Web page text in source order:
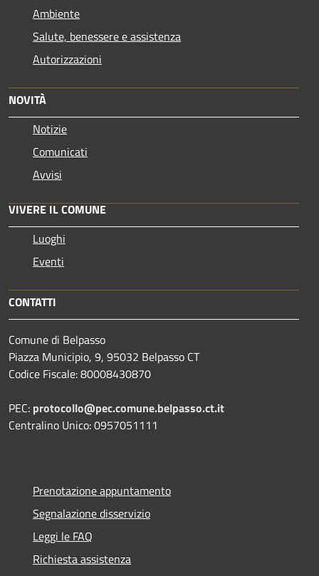
Ambiente
Salute, benessere e assistenza
Autorizzazioni
NOVITÀ
Notizie
Comunicati
Avvisi
VIVERE IL COMUNE
Luoghi
Eventi
CONTATTI
Comune di Belpasso
Piazza Municipio, 9, 95032 Belpasso CT
Codice Fiscale: 80008430870
PEC: protocollo@pec.comune.belpasso.ct.it
Centralino Unico: 0957051111
Prenotazione appuntamento
Segnalazione disservizio
Leggi le FAQ
Richiesta assistenza